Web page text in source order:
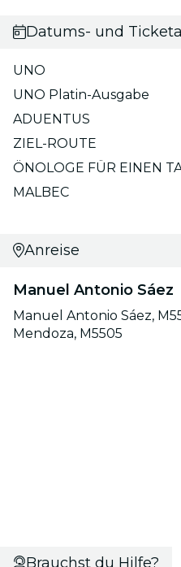
Datums- und
UNO
UNO Platin-Ausgabe
ADUENTUS
ZIEL-ROUTE
ÖNOLOGE FÜR EINEN
MALBEC
Anreise
Manuel Antonio Sáez
Manuel Antonio Sáez,
Mendoza, M5505
Brauchst du Hilfe?